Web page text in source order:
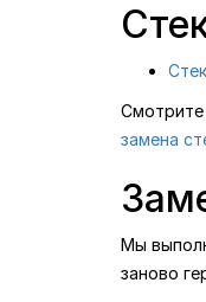
Смотрите
замена
Мы
заново